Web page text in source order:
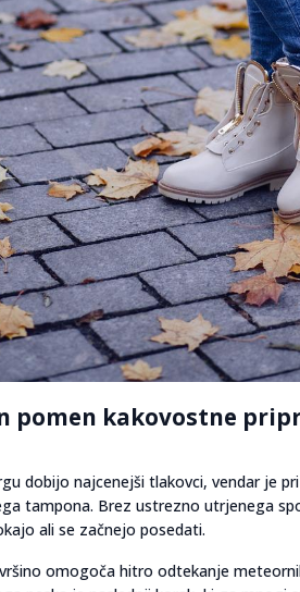
pomen kakovostne
dobijo najcenejši tlakovci, vendar je
tampona. Brez ustrezno utrjenega
ali se začnejo posedati.
omogoča hitro odtekanje